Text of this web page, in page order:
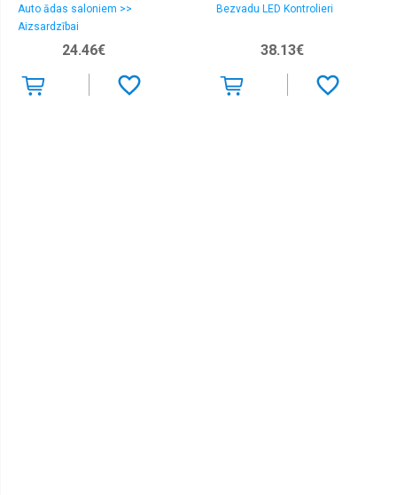
Auto ādas saloniem >>
Aizsardzībai
24.46€
Bezvadu LED Kontrolieri
38.13€